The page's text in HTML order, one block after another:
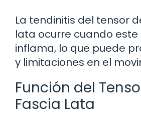
La tendinitis del tensor
lata ocurre cuando
inflama, lo que puede
y limitaciones en el
Función del
Fascia Lata